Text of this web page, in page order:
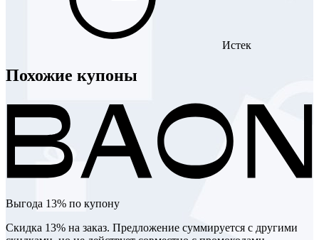
Истек
Похожие купоны
Выгода 13% по купону
Скидка 13% на заказ. Предложение суммируется с другими